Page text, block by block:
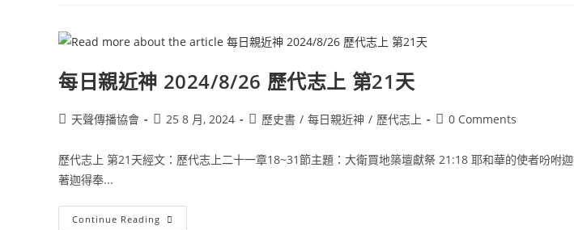
每日親近神 2024/8/26 歷代志上 第21天
天聲傳播協會 25 8 月, 2024 歷史書 / 每日親近神 / 歷代志上 0 Comments
歷代志上 第21天經文：歷代志上二十一章18~31節主題：大衛買地築壇獻祭 21:18 耶和華的使者吩
著迦得奉...
Continue Reading